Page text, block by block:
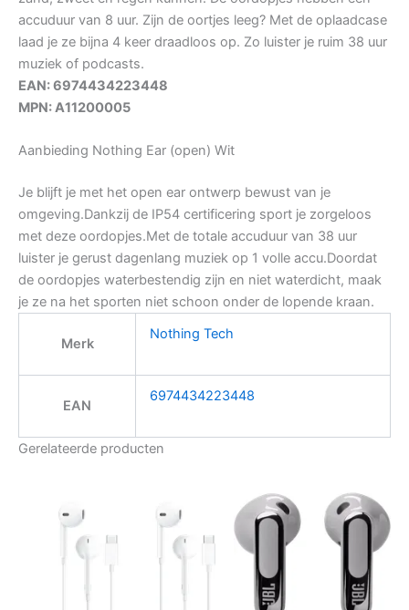
accuduur van 8 uur. Zijn de oortjes leeg? Met de oplaadcase
laad je ze bijna 4 keer draadloos op. Zo luister je ruim 38 uur
muziek of podcasts.
EAN: 6974434223448
MPN: A11200005
Aanbieding Nothing Ear (open) Wit
Je blijft je met het open ear ontwerp bewust van je
omgeving.Dankzij de IP54 certificering sport je zorgeloos
met deze oordopjes.Met de totale accuduur van 38 uur
luister je gerust dagenlang muziek op 1 volle accu.Doordat
de oordopjes waterbestendig zijn en niet waterdicht, maak
je ze na het sporten niet schoon onder de lopende kraan.
Merk
Nothing Tech
EAN
6974434223448
Gerelateerde producten